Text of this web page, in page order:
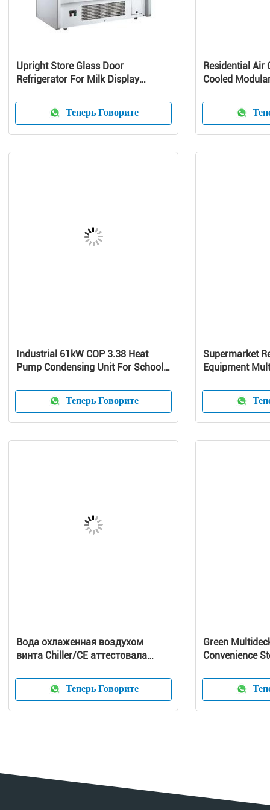
Upright Store Glass Door
Refrigerator For Milk Display
Теперь Говорите
Residential Air
Cooled
Industrial 61kW COP 3.38 Heat
Pump Condensing Unit For School /
Теперь Говорите
Supermarket
Equipment
Вода охлаженная воздухом
винта Chiller/CE аттестовала
охладитель воды
Теперь Говорите
Green
Convenience